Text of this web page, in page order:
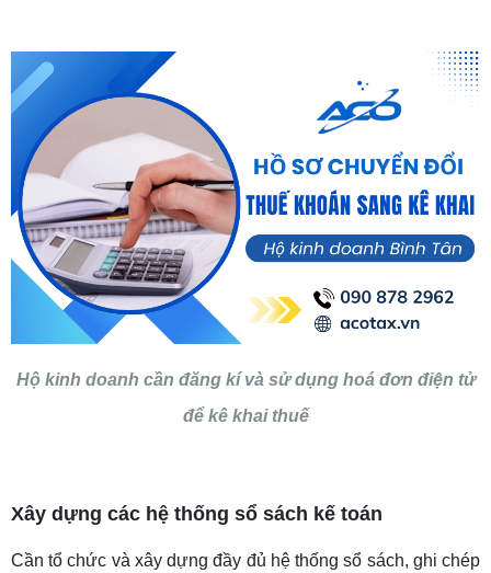
Hộ kinh doanh cần đăng kí và sử dụng hoá đơn điện tử
để kê khai thuế
Xây dựng các hệ thống sổ sách kế toán
Cần tổ chức và xây dựng đầy đủ hệ thống sổ sách, ghi chép